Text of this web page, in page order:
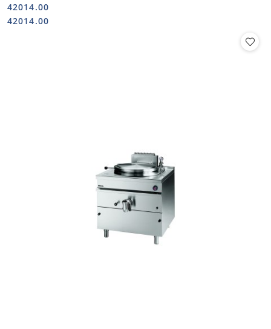
Cena:
42014.00
Cena:
42014.00